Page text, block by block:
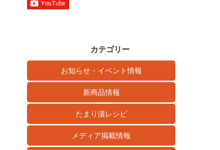
カテゴリー
お知らせ・イベント情報
新商品情報
たまり漬レシピ
メディア掲載情報